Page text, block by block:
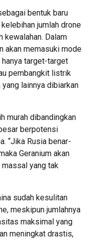
bentuk baru
jumlah drone
kewalahan. Dalam
akan memasuki mode
hanya target-target
pembangkit listrik
lainnya dibiarkan
murah dibandingkan
berpotensi
“Jika Rusia benar-
Geranium akan
yang tak
sudah kesulitan
meskipun jumlahnya
maksimal yang
meningkat drastis,